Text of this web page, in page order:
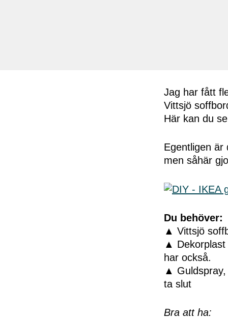
Jag har fått
Vittsjö
Här kan du
Egentligen är
men såhär
Du behöver:
▲ Vittsjö
▲ Dekorplast
har också.
▲ Guldspray,
ta slut
Bra att ha: